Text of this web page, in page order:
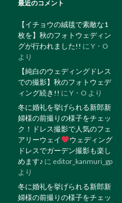
最近のコメント
【イチョウの絨毯で素敵な1
枚を】秋のフォトウェディン
グが行われました!! に Y・O
より
【純白のウェディングドレス
での撮影】秋のフォトウェデ
ィング続き!! に Y・O より
冬に婚礼を挙げられる新郎新
婦様の前撮りの様子をチェッ
ク！ドレス撮影で人気のフェ
アリーウェイ
ウェディング
ドレスでガーデン撮影も楽し
めます♪ に editor_kanmuri_gp
より
冬に婚礼を挙げられる新郎新
婦様の前撮りの様子をチェッ